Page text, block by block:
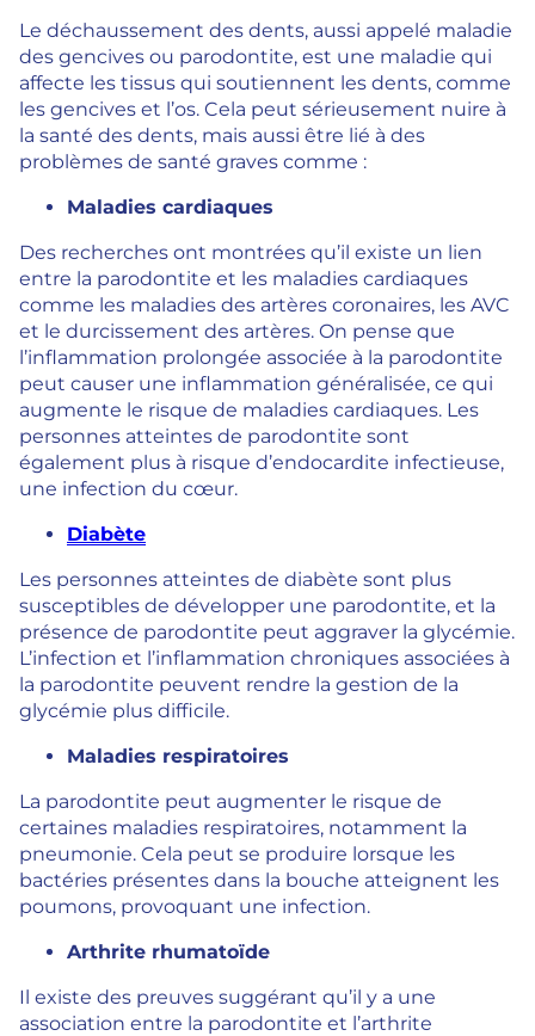
Le déchaussement des dents, aussi appelé maladie
des gencives ou parodontite, est une maladie qui
affecte les tissus qui soutiennent les dents, comme
les gencives et l’os. Cela peut sérieusement nuire à
la santé des dents, mais aussi être lié à des
problèmes de santé graves comme :
Maladies cardiaques
Des recherches ont montrées qu’il existe un lien
entre la parodontite et les maladies cardiaques
comme les maladies des artères coronaires, les AVC
et le durcissement des artères. On pense que
l’inflammation prolongée associée à la parodontite
peut causer une inflammation généralisée, ce qui
augmente le risque de maladies cardiaques. Les
personnes atteintes de parodontite sont
également plus à risque d’endocardite infectieuse,
une infection du cœur.
Diabète
Les personnes atteintes de diabète sont plus
susceptibles de développer une parodontite, et la
présence de parodontite peut aggraver la glycémie.
L’infection et l’inflammation chroniques associées à
la parodontite peuvent rendre la gestion de la
glycémie plus difficile.
Maladies respiratoires
La parodontite peut augmenter le risque de
certaines maladies respiratoires, notamment la
pneumonie. Cela peut se produire lorsque les
bactéries présentes dans la bouche atteignent les
poumons, provoquant une infection.
Arthrite rhumatoïde
Il existe des preuves suggérant qu’il y a une
association entre la parodontite et l’arthrite